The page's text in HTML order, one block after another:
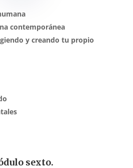
contemporánea
y creando tu propio
sexto.